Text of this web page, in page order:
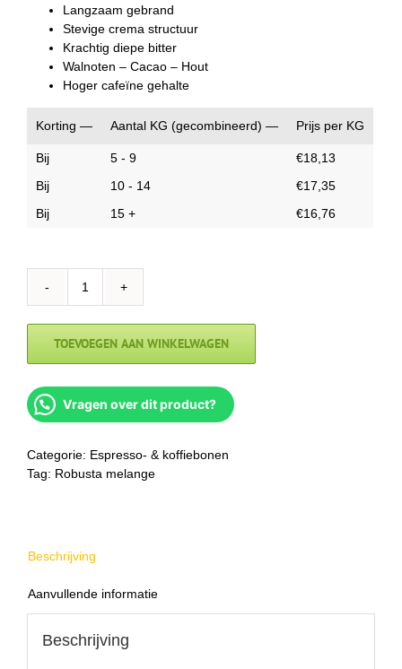
Langzaam gebrand
Stevige crema structuur
Krachtig diepe bitter
Walnoten – Cacao – Hout
Hoger cafeïne gehalte
Korting — Aantal KG (gecombineerd) — Prijs per KG
Bij 5 - 9 €18,13
Bij
10 - 14 €17,35
Bij
15 + €16,76
Marcafè
TOEVOEGEN AAN WINKELWAGEN
Vragen over dit product?
Categorie: Espresso- & koffiebonen
Tag: Robusta melange
Beschrijving
Aanvullende informatie
Beschrijving